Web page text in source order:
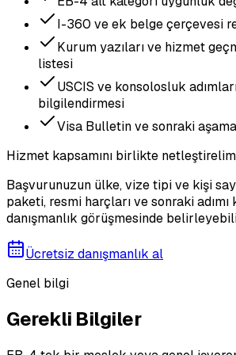
I-360 ve ek belge çerçevesi
Kurum yazıları ve hizmet
listesi
USCIS ve konsolosluk
bilgilendirmesi
Visa Bulletin ve sonraki
Hizmet kapsamını birlikte netleştirelim
Başvurunuzun ülke, vize tipi ve kişi
paketi, resmi harçları ve sonraki adımı
danışmanlık görüşmesinde
Ücretsiz danışmanlık al
Genel bilgi
Gerekli Bilgiler